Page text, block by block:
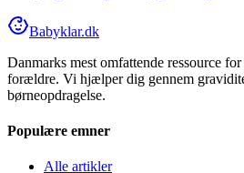
Babyklar.dk
Danmarks mest omfattende ressource
forældre. Vi hjælper dig gennem
børneopdragelse.
Populære emner
Alle artikler